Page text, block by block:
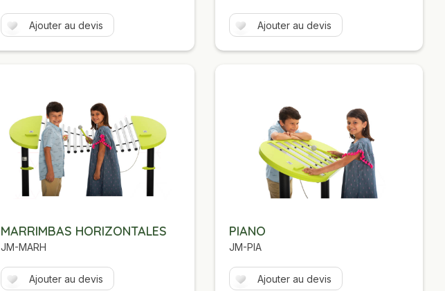
Ajouter au devis Ajouter au devis
MARRIMBAS HORIZONTALES
JM-MARH
Ajouter au devis
PIANO
JM-PIA
Ajouter au devis